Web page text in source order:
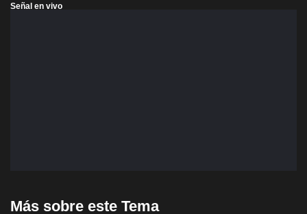
Señal en vivo
Más sobre este Tema